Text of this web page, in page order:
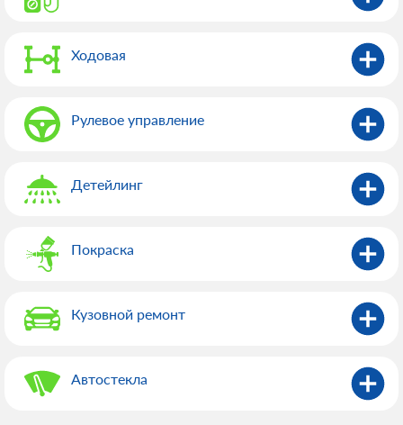
Ходовая
Рулевое управление
Детейлинг
Покраска
Кузовной ремонт
Автостекла